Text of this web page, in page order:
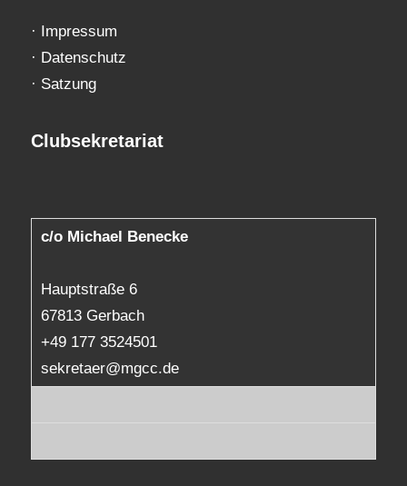
· Impressum
· Datenschutz
· Satzung
Clubsekretariat
c/o Michael Benecke
Hauptstraße 6
67813 Gerbach
+49 177 3524501
sekretaer@mgcc.de